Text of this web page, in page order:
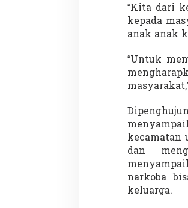
“Kita dari
kepada
anak anak
“Untuk
kecamatan
dan
narkoba
keluarga.